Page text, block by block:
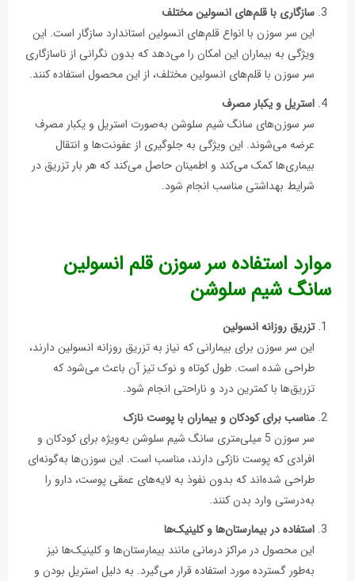
سازگاری با قلم‌های انسولین مختلف
این سر سوزن با انواع قلم‌های انسولین استاندارد سازگار است. این
ویژگی به بیماران این امکان را می‌دهد که بدون نگرانی از ناسازگاری
سر سوزن با قلم‌های انسولین مختلف، از این محصول استفاده کنند.
استریل و یکبار مصرف
سر سوزن‌های سانگ شیم سلوشن به‌صورت استریل و یکبار مصرف
عرضه می‌شوند. این ویژگی به جلوگیری از عفونت‌ها و انتقال
بیماری‌ها کمک می‌کند و اطمینان حاصل می‌کند که هر بار تزریق در
شرایط بهداشتی مناسب انجام شود.
موارد استفاده سر سوزن قلم انسولین
سانگ شیم سلوشن
تزریق روزانه انسولین
این سر سوزن برای بیمارانی که نیاز به تزریق روزانه انسولین دارند،
طراحی شده است. طول کوتاه و نوک تیز آن باعث می‌شود که
تزریق‌ها با کمترین درد و ناراحتی انجام شود.
مناسب برای کودکان و بیماران با پوست نازک
سر سوزن 5 میلی‌متری سانگ شیم سلوشن به‌ویژه برای کودکان و
افرادی که پوست نازکی دارند، مناسب است. این سوزن‌ها به‌گونه‌ای
طراحی شده‌اند که بدون نفوذ به لایه‌های عمقی پوست، دارو را
به‌درستی وارد بدن کنند.
استفاده در بیمارستان‌ها و کلینیک‌ها
این محصول در مراکز درمانی مانند بیمارستان‌ها و کلینیک‌ها نیز
به‌طور گسترده مورد استفاده قرار می‌گیرد. به دلیل استریل بودن و